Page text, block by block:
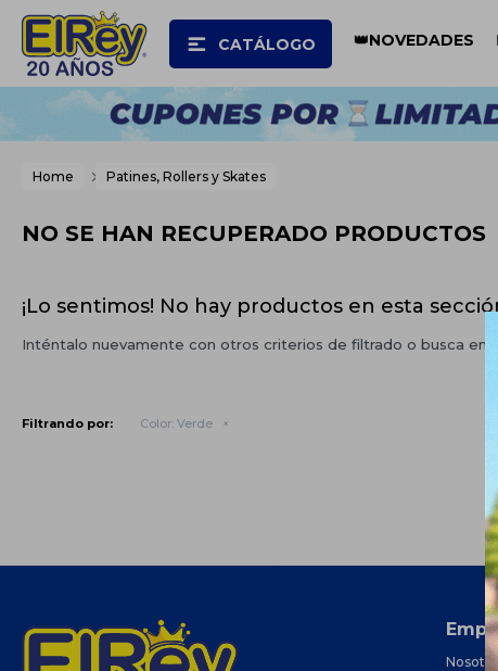
CATÁLOGO 👑NOVEDADES
Home Patines, Rollers y Skates
NO SE HAN RECUPERADO PRODUCTOS
¡Lo sentimos! No hay productos en esta
Inténtalo nuevamente con otros criterios de filtrado o busca en
Filtrando por: Color: Verde